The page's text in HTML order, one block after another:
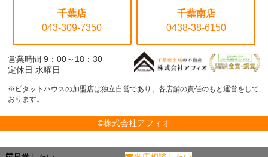
千葉店
043-309-7350
千葉南店
0438-38-6150
営業時間 9：00～18：30
定休日 水曜日
※ピタットハウスの加盟店は独立自営であり、各店舗の責任のもと運営をして
おります。
©株式会社アフィオ